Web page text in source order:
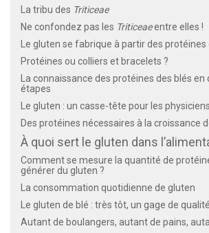
La tribu des Triticeae
Ne confondez pas les Triticeaeentre elles !
Le gluten se fabrique à partir des protéines
Protéines ou colliers et bracelets ?
La connaissance des protéines des blés en
étapes
Le gluten : un casse-tête pour les physiciens
Des protéines nécessaires à la croissance
À quoi sert le gluten dans
Comment se mesure la quantité de
générer du gluten ?
La consommation quotidienne de gluten
Le gluten de blé : très tôt, un gage de qualité
Autant de boulangers, autant de pains,